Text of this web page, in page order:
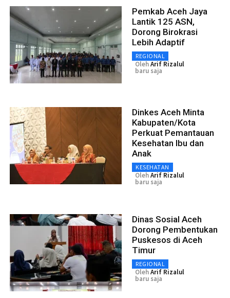
Pemkab Aceh Jaya
Lantik 125 ASN,
Dorong Birokrasi
Lebih Adaptif
REGIONAL
OlehArif Rizalul
baru saja
Dinkes Aceh Minta
Kabupaten/Kota
Perkuat Pemantauan
Kesehatan Ibu dan
Anak
KESEHATAN
OlehArif Rizalul
baru saja
Dinas Sosial Aceh
Dorong Pembentukan
Puskesos di Aceh
Timur
REGIONAL
OlehArif Rizalul
baru saja